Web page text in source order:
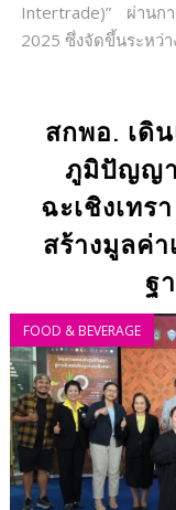
Intertrade)” ผ่านก
2025 ซึ่งจัดขึ้นระหว่า
สกพอ. เดิ
ภูมิปัญญา
ฉะเชิงเท
สร้างมูลค่า
ฐ
FOOD & BEVERAGE